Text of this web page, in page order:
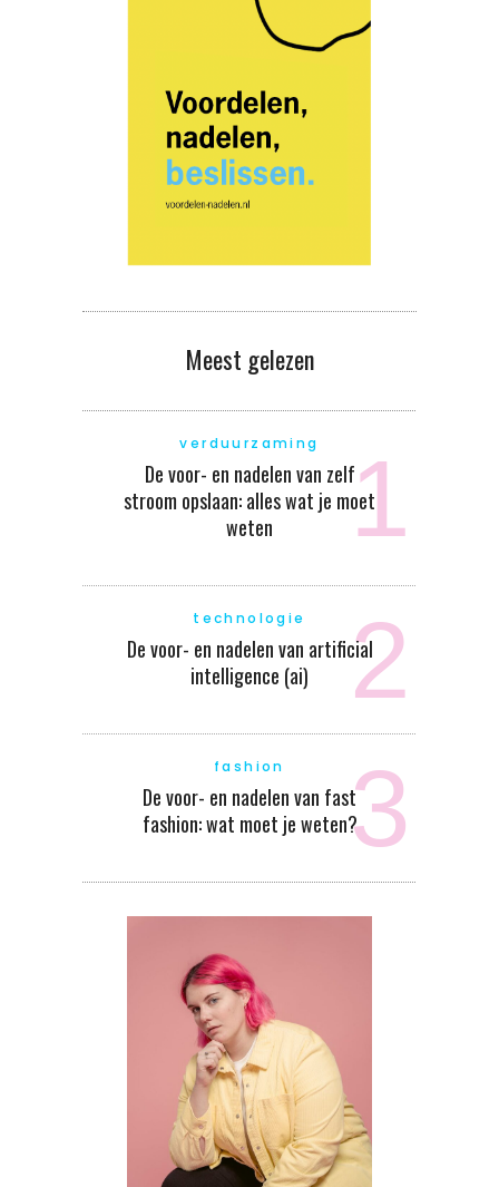
Meest gelezen
verduurzaming
De voor- en nadelen van zelf
stroom opslaan: alles wat je moet
weten
technologie
De voor- en nadelen van artificial
intelligence (ai)
fashion
De voor- en nadelen van fast
fashion: wat moet je weten?